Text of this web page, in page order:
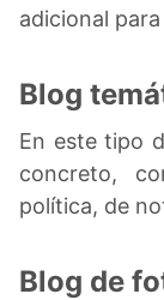
adicional
Blog
En este tipo
concreto,
política, de
Blog de